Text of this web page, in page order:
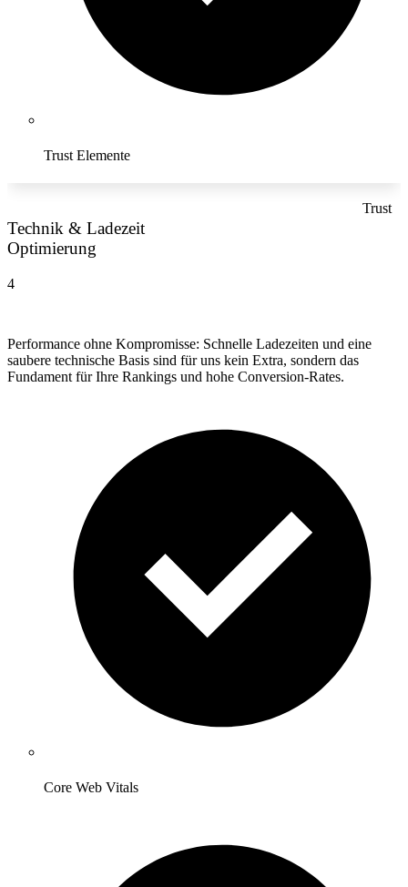
Trust Elemente
Trust
Technik & Ladezeit
Optimierung
4
Performance ohne Kompromisse: Schnelle Ladezeiten und eine
saubere technische Basis sind für uns kein Extra, sondern das
Fundament für Ihre Rankings und hohe Conversion-Rates.
Core Web Vitals